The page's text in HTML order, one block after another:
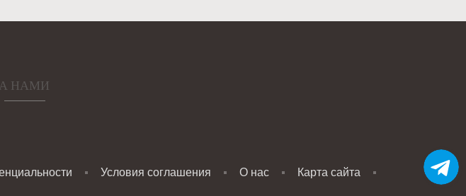
НАМИ
Условия соглашения О нас Карта сайта